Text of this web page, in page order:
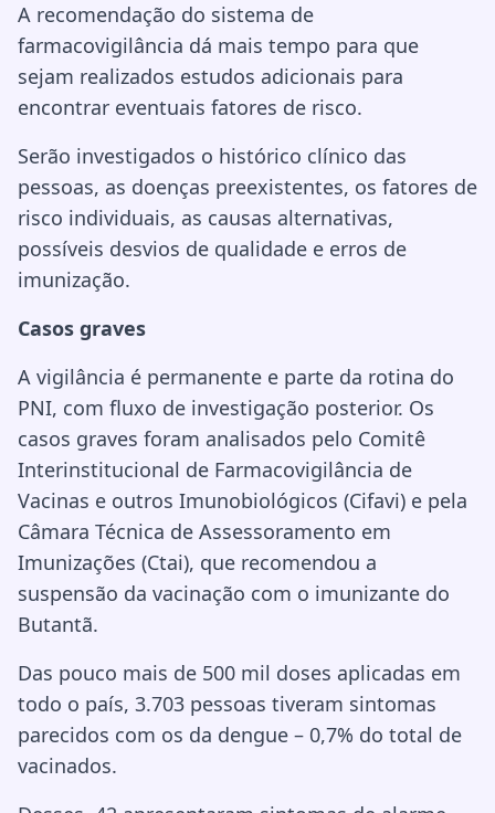
A recomendação do sistema de
farmacovigilância dá mais tempo para que
sejam realizados estudos adicionais para
encontrar eventuais fatores de risco.
Serão investigados o histórico clínico das
pessoas, as doenças preexistentes, os fatores de
risco individuais, as causas alternativas,
possíveis desvios de qualidade e erros de
imunização.
Casos graves
A vigilância é permanente e parte da rotina do
PNI, com fluxo de investigação posterior. Os
casos graves foram analisados pelo Comitê
Interinstitucional de Farmacovigilância de
Vacinas e outros Imunobiológicos (Cifavi) e pela
Câmara Técnica de Assessoramento em
Imunizações (Ctai), que recomendou a
suspensão da vacinação com o imunizante do
Butantã.
Das pouco mais de 500 mil doses aplicadas em
todo o país, 3.703 pessoas tiveram sintomas
parecidos com os da dengue – 0,7% do total de
vacinados.